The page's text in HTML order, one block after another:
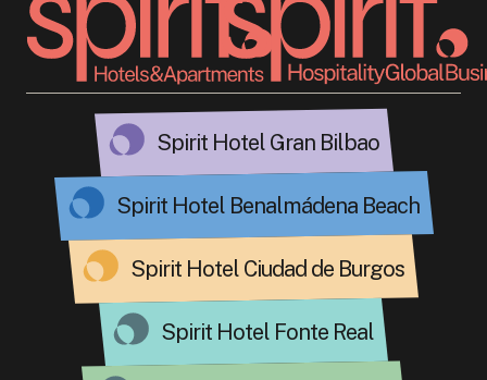
Spirit Hotel Gran Bilbao
Spirit Hotel Benalmádena Beach
Spirit Hotel Ciudad de Burgos
Spirit Hotel Fonte Real